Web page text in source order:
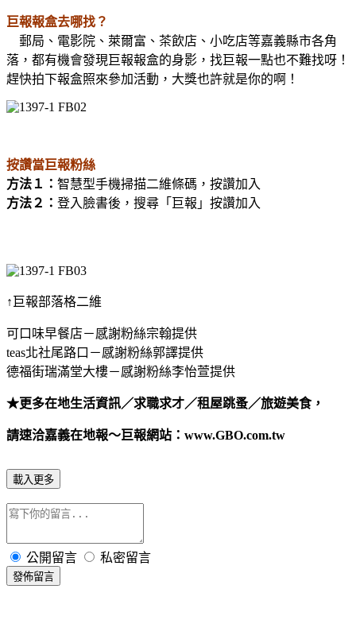
巨報報盒去哪找？
郵局、電影院、萊爾富、茶飲店、小吃店等嘉義縣市各角
落，都有機會發現巨報報盒的身影，找巨報一點也不難找呀！
趕快拍下報盒照來參加活動，大獎也許就是你的啊！
按讚當巨報粉絲
方法１： 智慧型手機掃描二維條碼，按讚加入
方法２： 登入臉書後，搜尋「巨報」按讚加入
↑巨報部落格二維
可口味早餐店－感謝粉絲宗翰提供
teas北社尾路口－感謝粉絲郭譯提供
德福街瑞滿堂大樓－感謝粉絲李怡萱提供
★更多在地生活資訊／求職求才／租屋跳蚤／旅遊美食，
請速洽嘉義在地報～巨報網站：www.GBO.com.tw
載入更多
公開留言 私密留言
發佈留言